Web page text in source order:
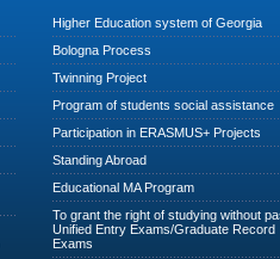
Higher Education system of Georgia
Bologna Process
Twinning Project
Program of students social assistance
Participation in ERASMUS+ Projects
Standing Abroad
Educational MA Program
To grant the right of studying without
Unified Entry Exams/Graduate Record
Exams